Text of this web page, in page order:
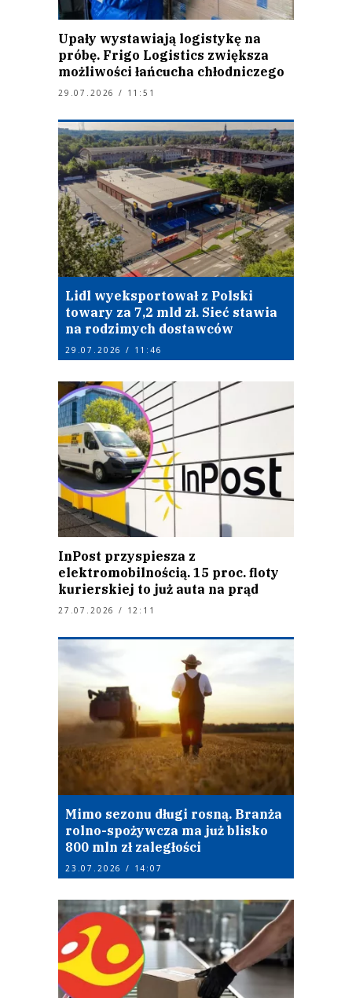
Upały wystawiają logistykę na
próbę. Frigo Logistics zwiększa
możliwości łańcucha chłodniczego
29.07.2026 / 11:51
Lidl wyeksportował z Polski
towary za 7,2 mld zł. Sieć stawia
na rodzimych dostawców
29.07.2026 / 11:46
InPost przyspiesza z
elektromobilnością. 15 proc. floty
kurierskiej to już auta na prąd
27.07.2026 / 12:11
Mimo sezonu długi rosną. Branża
rolno-spożywcza ma już blisko
800 mln zł zaległości
23.07.2026 / 14:07